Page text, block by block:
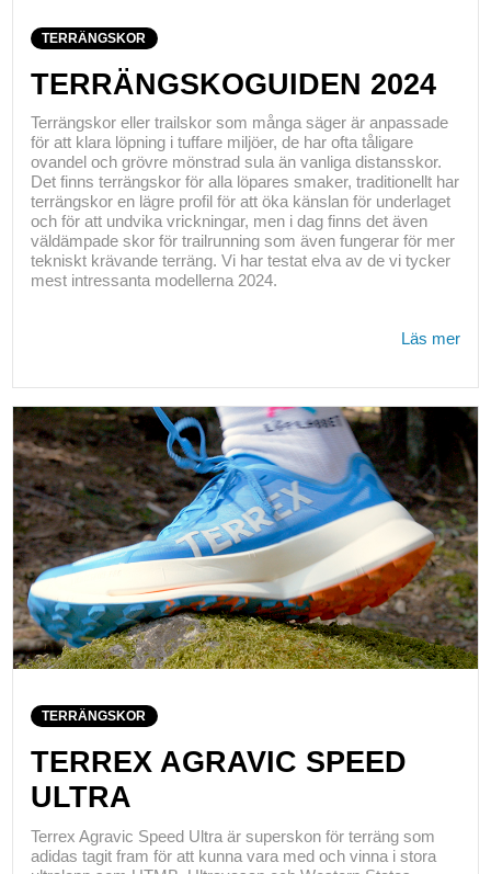
TERRÄNGSKOR
TERRÄNGSKOGUIDEN 2024
Terrängskor eller trailskor som många säger är anpassade
för att klara löpning i tuffare miljöer, de har ofta tåligare
ovandel och grövre mönstrad sula än vanliga distansskor.
Det finns terrängskor för alla löpares smaker, traditionellt har
terrängskor en lägre profil för att öka känslan för underlaget
och för att undvika vrickningar, men i dag finns det även
väldämpade skor för trailrunning som även fungerar för mer
tekniskt krävande terräng. Vi har testat elva av de vi tycker
mest intressanta modellerna 2024.
Läs mer
TERRÄNGSKOR
TERREX AGRAVIC SPEED
ULTRA
Terrex Agravic Speed Ultra är superskon för terräng som
adidas tagit fram för att kunna vara med och vinna i stora